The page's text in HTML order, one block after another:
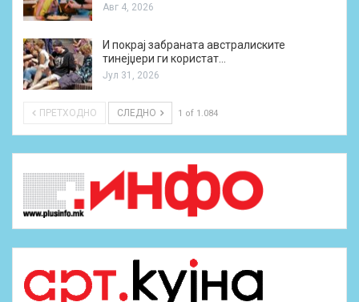
Авг 4, 2026
И покрај забраната австралиските
тинејџери ги користат…
Јул 31, 2026
ПРЕТХОДНО СЛЕДНО 1 of 1.084